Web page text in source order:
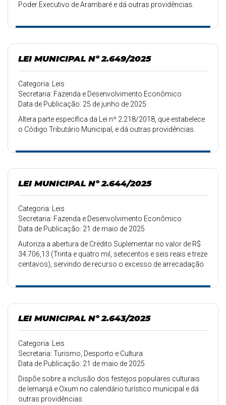
Poder Executivo de Arambaré e dá outras providências.
LEI MUNICIPAL Nº 2.649/2025
Categoria: Leis
Secretaria: Fazenda e Desenvolvimento Econômico
Data de Publicação: 25 de junho de 2025
Altera parte específica da Lei nº 2.218/2018, que estabelece
o Código Tributário Municipal, e dá outras providências.
LEI MUNICIPAL Nº 2.644/2025
Categoria: Leis
Secretaria: Fazenda e Desenvolvimento Econômico
Data de Publicação: 21 de maio de 2025
Autoriza a abertura de Crédito Suplementar no valor de R$
34.706,13 (Trinta e quatro mil, setecentos e seis reais e treze
centavos), servindo de recurso o excesso de arrecadação.
LEI MUNICIPAL Nº 2.643/2025
Categoria: Leis
Secretaria: Turismo, Desporto e Cultura
Data de Publicação: 21 de maio de 2025
Dispõe sobre a inclusão dos festejos populares culturais
de Iemanjá e Oxum no calendário turístico municipal e dá
outras providências.